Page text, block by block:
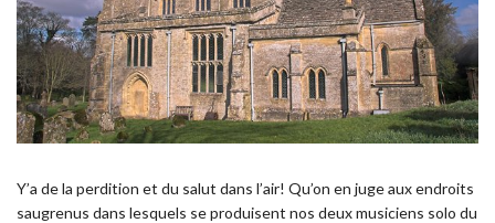
Y’a de la perdition et du salut dans l’air! Qu’on en juge aux endroits
saugrenus dans lesquels se produisent nos deux musiciens solo du